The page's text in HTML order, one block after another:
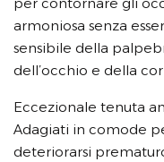
per contornare gli
armoniosa senza
sensibile della
dell’occhio e della
Eccezionale tenuta
Adagiati in comode
deteriorarsi